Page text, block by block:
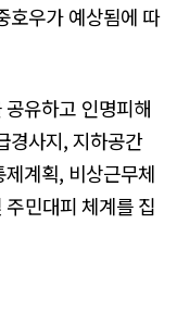
호우가 예상됨에 따
유하고 인명피해
경사지, 지하공간
계획, 비상근무체
민대피 체계를 집